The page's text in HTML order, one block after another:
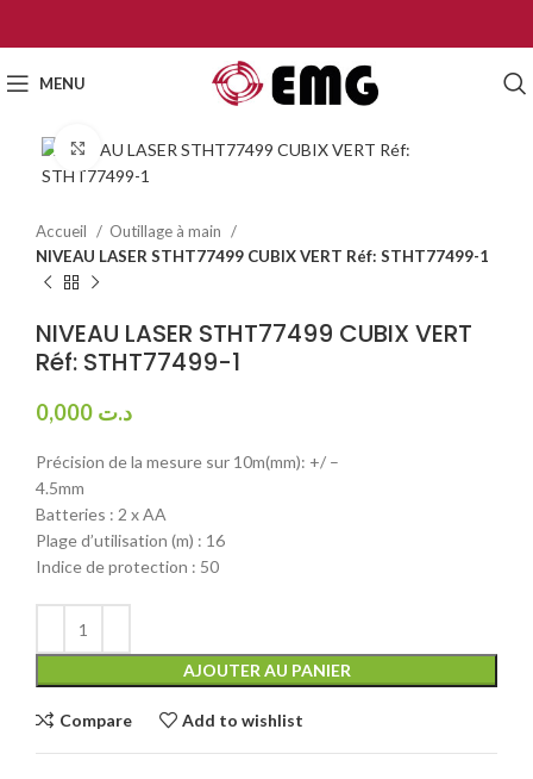
MENU
Click to enlarge
Accueil
Outillage à main
NIVEAU LASER STHT77499 CUBIX VERT Réf: STHT77499-1
NIVEAU LASER STHT77499 CUBIX VERT
Réf: STHT77499-1
د.ت
Précision de la mesure sur 10m(mm): +/ –
4.5mm
Batteries : 2 x AA
Plage d’utilisation (m) : 16
Indice de protection : 50
AJOUTER AU PANIER
Compare Add to wishlist